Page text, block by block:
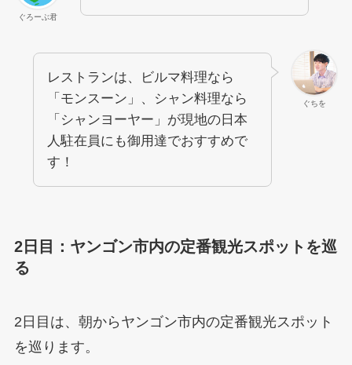
ぐろーぶ君
ぐちを
レストランは、ビルマ料理なら
「モンスーン」、シャン料理なら
「シャンヨーヤー」が現地の日本
人駐在員にも御用達でおすすめで
す！
2日目：ヤンゴン市内の定番観光スポットを巡
る
2日目は、朝からヤンゴン市内の定番観光スポット
を巡ります。